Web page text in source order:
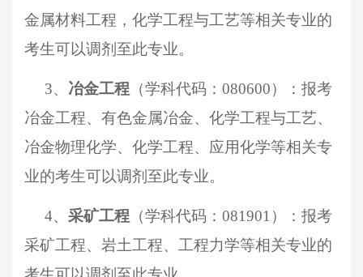
金属材料工程，化学工程与工艺等相关专业的
考生可以调剂至此专业。
3、 冶金工程（学科代码： 080600）：报考
冶金工程、有色金属冶金、化学工程与工艺、
冶金物理化学、化学工程、应用化学等相关专
业的考生可以调剂至此专业。
4、 采矿工程（学科代码： 081901）：报考
采矿工程、岩土工程、工程力学等相关专业的